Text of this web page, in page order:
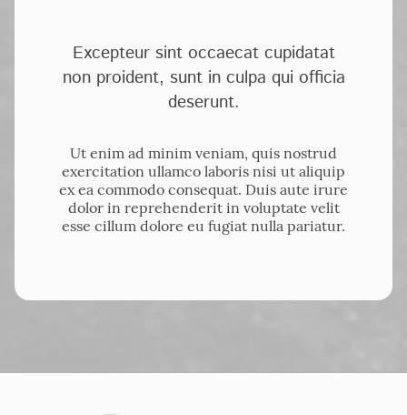
Excepteur sint occaecat cupidatat
non proident, sunt in culpa qui officia
deserunt.
Ut enim ad minim veniam, quis nostrud
exercitation ullamco laboris nisi ut aliquip
ex ea commodo consequat. Duis aute irure
dolor in reprehenderit in voluptate velit
esse cillum dolore eu fugiat nulla pariatur.